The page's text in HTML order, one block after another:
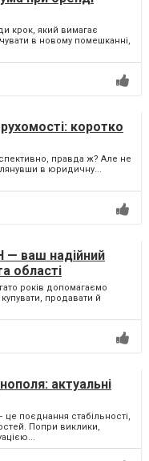
крок, який вимагає
в новому помешканні,
коротко
правда ж? Але не
в юридичну...
— ваш надійний
області
років допомагаємо
продавати й
актуальні
поєднання стабільності,
Попри виклики,